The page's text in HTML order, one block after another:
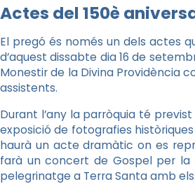
Actes del 150è
El pregó és només un dels actes
d’aquest dissabte dia 16 de
Monestir de la Divina Providència
assistents.
Durant l’any la parròquia té
exposició de fotografies
haurà un acte dramàtic on es
farà un concert de Gospel per la
pelegrinatge a Terra Santa amb